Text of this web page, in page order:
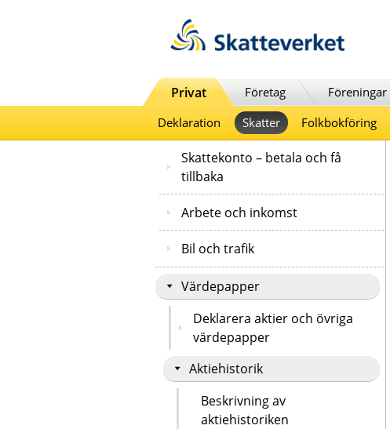
Privat Företag Föreningar
Deklaration
Skatter Folkbokföring
Skattekonto – betala och få
tillbaka
Arbete och inkomst
Bil och trafik
Värdepapper
Deklarera aktier och övriga
värdepapper
Aktiehistorik
Beskrivning av
aktiehistoriken